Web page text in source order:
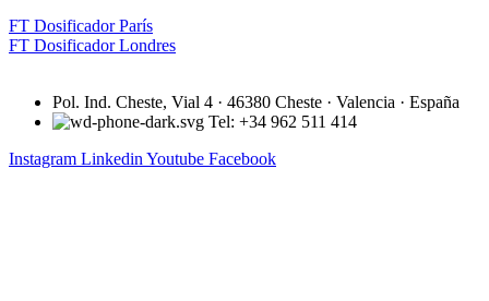
FT Dosificador París
FT Dosificador Londres
Pol. Ind. Cheste, Vial 4 · 46380 Cheste · Valencia · España
Tel: +34 962 511 414
Instagram LinkedinYoutube Facebook